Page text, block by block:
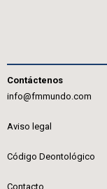
Contáctenos
info@fmmundo.com
Aviso legal
Código Deontológico
Contacto